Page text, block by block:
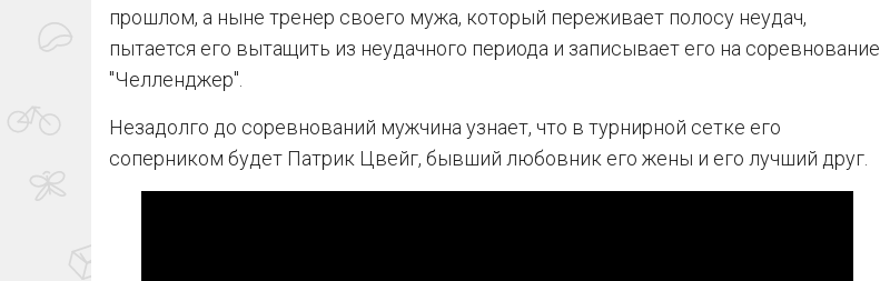
прошлом, а ныне тренер своего мужа, который переживает полосу неудач,
пытается его вытащить из неудачного периода и записывает его на соревнование
"Челленджер".
Незадолго до соревнований мужчина узнает, что в турнирной сетке его
соперником будет Патрик Цвейг, бывший любовник его жены и его лучший друг.